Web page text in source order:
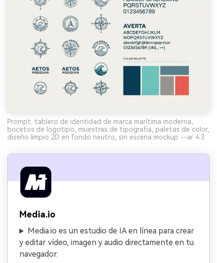
Prompt: tablero de identidad de marca marítima moderna,
bocetos de logotipo, muestras de tipografía, paletas de color,
diseño limpio 2D en fondo neutro, sin escena mockup --ar 4:3
Media.io
Media.io es un estudio de IA en línea para crear
y editar vídeo, imagen y audio directamente en tu
navegador.